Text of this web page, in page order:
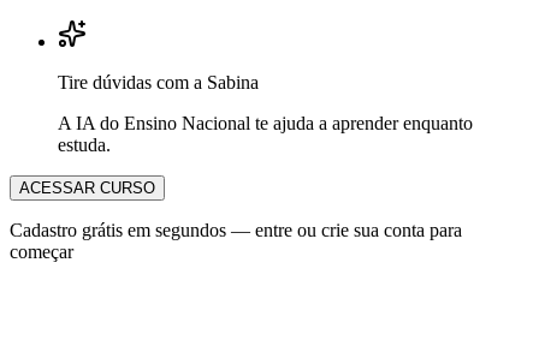
Tire dúvidas com a Sabina
A IA do Ensino Nacional te ajuda a aprender enquanto
estuda.
ACESSAR CURSO
Cadastro grátis em segundos — entre ou crie sua conta para
começar